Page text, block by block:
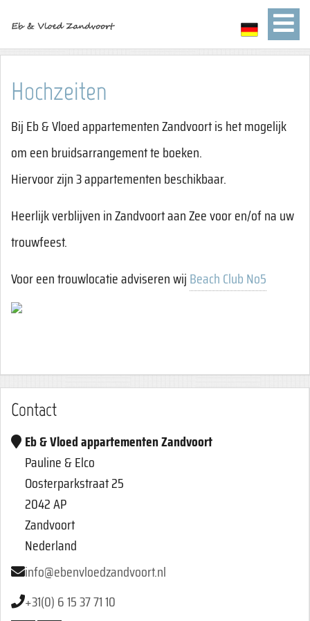
Hochzeiten
Bij Eb & Vloed appartementen Zandvoort is het mogelijk
om een bruidsarrangement te boeken.
Hiervoor zijn 3 appartementen beschikbaar.
Heerlijk verblijven in Zandvoort aan Zee voor en/of na uw
trouwfeest.
Voor een trouwlocatie adviseren wijBeach Club No5
Contact
Eb & Vloed appartementen Zandvoort
Pauline & Elco
Oosterparkstraat 25
2042 AP
Zandvoort
Nederland
info@ebenvloedzandvoort.nl
+31(0) 6 15 37 71 10